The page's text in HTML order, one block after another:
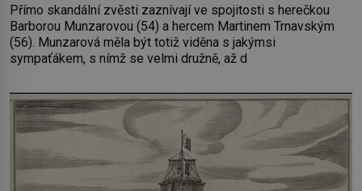
Přímo skandální zvěsti zaznívají ve spojitosti s herečkou
Barborou Munzarovou (54) a hercem Martinem Trnavským
(56). Munzarová měla být totiž viděna s jakýmsi
sympaťákem, s nímž se velmi družně, až d